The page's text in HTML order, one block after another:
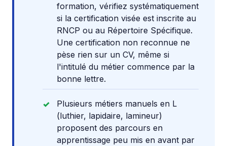
formation, vérifiez systématiquement
si la certification visée est inscrite au
RNCP ou au Répertoire Spécifique.
Une certification non reconnue ne
pèse rien sur un CV, même si
l'intitulé du métier commence par la
bonne lettre.
Plusieurs métiers manuels en L
(luthier, lapidaire, lamineur)
proposent des parcours en
apprentissage peu mis en avant par